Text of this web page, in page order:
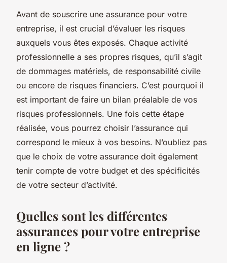
Avant de souscrire une assurance pour votre
entreprise, il est crucial d’évaluer les risques
auxquels vous êtes exposés. Chaque activité
professionnelle a ses propres risques, qu’il s’agit
de dommages matériels, de responsabilité civile
ou encore de risques financiers. C’est pourquoi il
est important de faire un bilan préalable de vos
risques professionnels. Une fois cette étape
réalisée, vous pourrez choisir l’assurance qui
correspond le mieux à vos besoins. N’oubliez pas
que le choix de votre assurance doit également
tenir compte de votre budget et des spécificités
de votre secteur d’activité.
Quelles sont les différentes
assurances pour votre entreprise
en ligne ?